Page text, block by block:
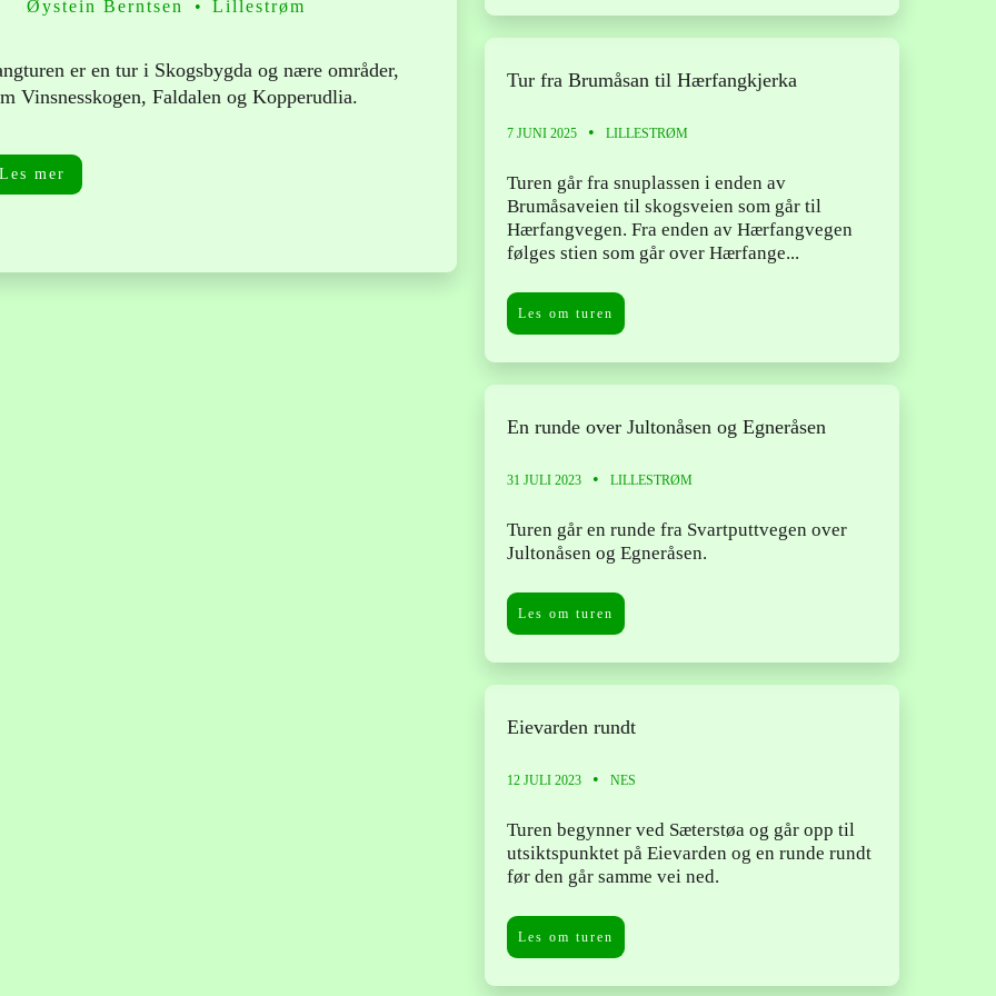
Øystein Berntsen Lillestrøm
er en tur i Skogsbygda og nære områder,
Vinsnesskogen, Faldalen og Kopperudlia.
Les mer
Tur fra Brumåsan til Hærfangkjerka
7 JUNI 2025 LILLESTRØM
Turen går fra snuplassen i enden av
Brumåsaveien til skogsveien som går til
Hærfangvegen. Fra enden av Hærfangvegen
følges stien som går over Hærfange...
Les om turen
En runde over Jultonåsen og Egneråsen
31 JULI 2023 LILLESTRØM
Turen går en runde fra Svartputtvegen over
Jultonåsen og Egneråsen.
Les om turen
Eievarden rundt
12 JULI 2023 NES
Turen begynner ved Sæterstøa og går opp til
utsiktspunktet på Eievarden og en runde rundt
før den går samme vei ned.
Les om turen